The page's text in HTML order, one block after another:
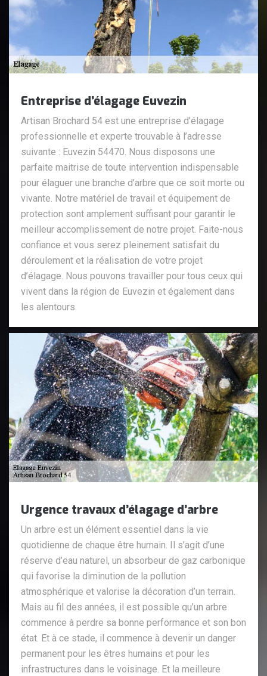
Entreprise d’élagage Euvezin
Artisan Brochard 54 est une entreprise d’élagage
professionnelle et experte trouvable à l’adresse
suivante : Euvezin 54470. Nous disposons une
parfaite maitrise de toute intervention indispensable
pour élaguer une branche d’arbre que ce soit morte ou
vivante. Notre matériel de travail et équipement de
protection sont amplement suffisant pour garantir le
meilleur accomplissement de notre projet. Faite-nous
confiance et vous serez pleinement satisfait du
déroulement et la réalisation de votre projet
d’élagage. Nous pouvons travailler pour tous ceux qui
vivent dans la région de Euvezin et également dans
les alentours.
Urgence travaux d’élagage d’arbre
Un arbre est un élément essentiel dans la vie
quotidienne de chaque être humain. Il s’agit d’une
réserve d’eau naturel, un absorbeur de gaz carbonique
qui favorise la diminution de la pollution
atmosphérique et valorise la décoration d’un terrain.
Mais au fil des années, il est possible qu’un arbre
commence à perdre sa bonne performance et son bon
état. Et à ce stade, il commence à devenir un danger
permanent pour les êtres humains et pour les
infrastructures dans le voisinage. Et la meilleure